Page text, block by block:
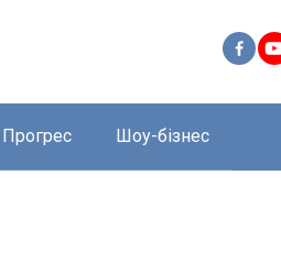
Прогрес Шоу-бізнес